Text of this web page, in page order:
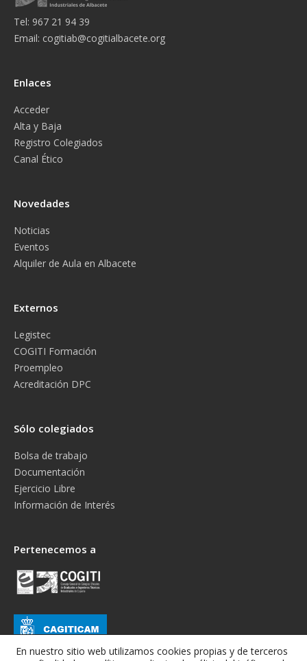
Tel: 967 21 94 39
Email: cogitiab@cogitialbacete.org
Enlaces
Acceder
Alta y Baja
Registro Colegiados
Canal Ético
Novedades
Noticias
Eventos
Alquiler de Aula en Albacete
Externos
Legistec
COGITI Formación
Proempleo
Acreditación DPC
Sólo colegiados
Bolsa de trabajo
Documentación
Ejercicio Libre
Información de Interés
Pertenecemos a
En nuestro sitio web utilizamos cookies propias y de terceros